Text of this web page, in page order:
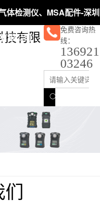
体检测仪、MSA配件-深圳
限公司
技有限
免费咨询热
线：
136921
03246